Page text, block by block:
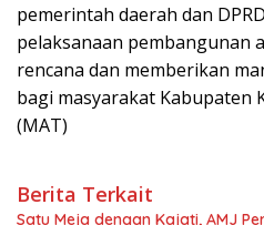
pemerintah daerah dan
pelaksanaan pembangunan
rencana dan memberikan
bagi masyarakat Kabupaten
(MAT)
Berita Terkait
Satu Meja dengan Kajati, AMJ